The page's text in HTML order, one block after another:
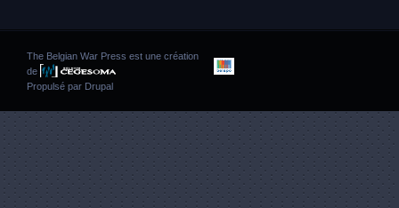
The Belgian War Press est une création
de
Propulsé par Drupal